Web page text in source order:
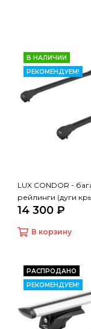
В НАЛИЧИИ
РЕКОМЕНДУЕМ!
LUX CONDOR -
рейлинги (дуги
черные 110 см)
14 300 ₽
В корзину
РАСПРОДАНО
РЕКОМЕНДУЕМ!